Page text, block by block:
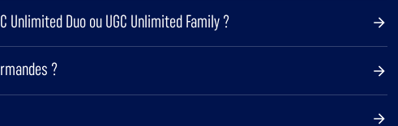
Duo ou UGC Unlimited Family ?
?